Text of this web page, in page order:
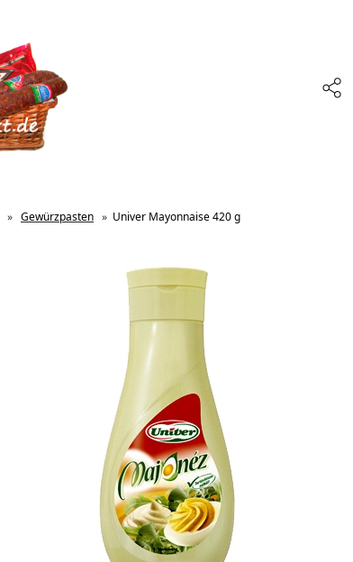
» Gewürzpasten » Univer Mayonnaise 420 g